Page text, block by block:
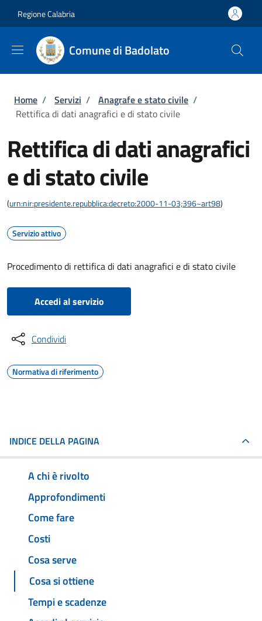
Regione Calabria
Comune di Badolato
Briciole di pane
Home / Servizi / Anagrafe e stato civile /
Rettifica di dati anagrafici e di stato civile
Rettifica di dati anagrafici
e di stato civile
(urn:nir:presidente.repubblica:decreto:2000-11-03;396~art98)
Servizio attivo
Procedimento di rettifica di dati anagrafici e di stato civile
Accedi al servizio
Condividi
Normativa di riferimento
INDICE DELLA PAGINA
A chi è rivolto
Approfondimenti
Come fare
Costi
Cosa serve
Cosa si ottiene
Tempi e scadenze